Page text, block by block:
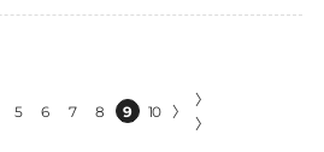
5 6 7 8 9 10 〉
〉
〉